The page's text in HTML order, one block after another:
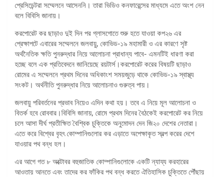
প্রেসিডেন্টরা সম্মেলনে আসেননি। তারা ভিডিও কনফারেন্সের মাধ্যমে এতে অংশ নেন
বলে বিবিসি জানায়।
করপোরেট কর ছাড়াও দুই দিন পর গ্লাসগোতে শুরু হতে যাওয়া কপ২৬ এর
প্রেক্ষাপটে এবারের সম্মেলনে জলবায়ু, কোভিড-১৯ মহামারী ও এর কারণে সৃষ্ট
অর্থনৈতিক ক্ষতি পুনরুদ্ধার নিয়ে আলোচনা প্রাধান্য পাবে- এমনটিই ধারণা করা
হচ্ছে বলে এক প্রতিবেদনে জানিয়েছে রয়টার্স।করপোরেট করের বিষয়টি ছাড়াও
রোমের এ সম্মেলনে প্রথম দিনের অধিকাংশ সময়জুড়ে থাকে কোভিড-১৯ স্বাস্থ্য
সংকট। অর্থনীতি পুনরুদ্ধার নিয়ে আলোচনাও গুরুত্ব পায়।
জলবায়ু পরিবর্তনের প্রভাব নিয়েও এদিন কথা হয়। তবে এ নিয়ে মূল আলোচনা ও
বিতর্ক হবে রোববার।বিবিসি জানায়, রোমে প্রথম দিনের বৈঠকেই করপোরেট কর নিয়ে
চলে আসা দীর্ঘ প্রতীক্ষিত বৈশ্বিক চুক্তিকে অনুমোদন দেন জি২০ দেশের নেতারা।
এতে করে বিশ্বের বৃহৎ কোম্পানিগুলোর কর এড়াতে অপেক্ষাকৃত স্বল্প করের দেশে
যাওয়ার পথ বন্ধ হল।
এর আগে গত ৮ অক্টোবর বহুজাতিক কোম্পানিগুলোকে একটি ন্যায্য করহারের
আওতায় আনতে এবং তাদের কর ফাঁকির পথ বন্ধ করতে ঐতিহাসিক চুক্তিতে পৌঁছায়